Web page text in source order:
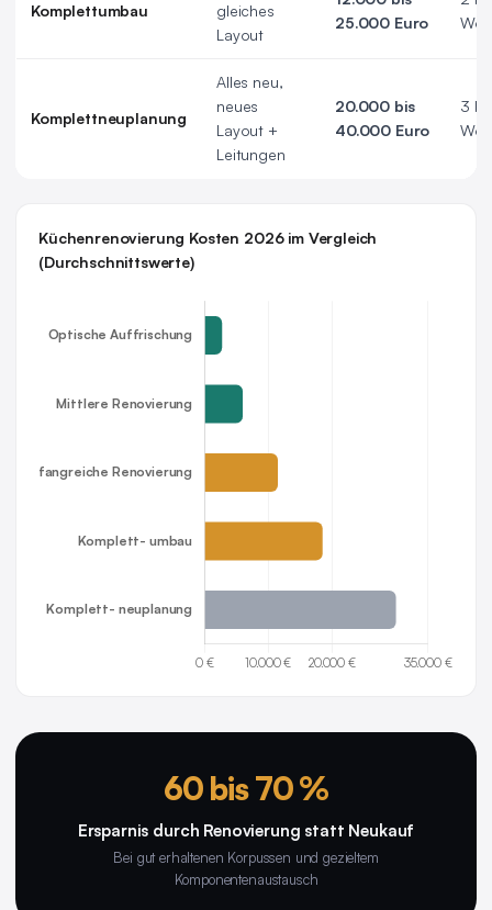
Komplettumbau
gleiches
Layout
25.000 Euro
Komplettneuplanung
Alles neu,
neues
Layout +
Leitungen
20.000 bis
40.000 Euro
3
Küchenrenovierung Kosten 2026 im Vergleich
(Durchschnittswerte)
60 bis 70 %
Ersparnis durch Renovierung statt Neukauf
Bei gut erhaltenen Korpussen und gezieltem
Komponentenaustausch